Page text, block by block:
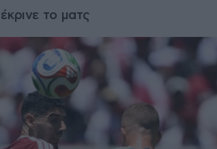
το ματς